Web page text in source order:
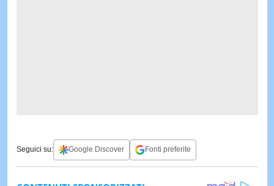
Seguici su: Google Discover Fonti preferite